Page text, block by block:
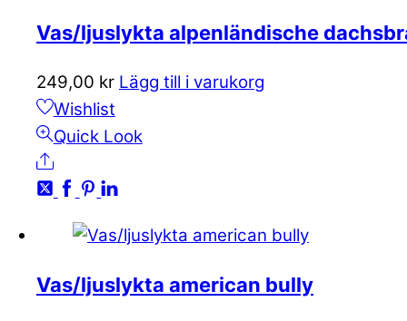
Vas/ljuslykta alpenländische
249,00 kr Lägg till i varukorg
Wishlist
Quick Look
Share
Vas/ljuslykta american bully